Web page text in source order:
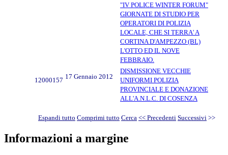
"IV POLICE WINTER FORUM"
GIORNATE DI STUDIO PER
OPERATORI DI POLIZIA
LOCALE, CHE SI TERRA' A
CORTINA D'AMPEZZO (BL)
L'OTTO ED IL NOVE
FEBBRAIO.
12000157 17 Gennaio 2012
DISMISSIONE VECCHIE
UNIFORMI POLIZIA
PROVINCIALE E DONAZIONE
ALL'A.N.L.C. DI COSENZA
Espandi tutto Comprimi tutto Cerca << Precedenti Successivi >>
Informazioni a margine